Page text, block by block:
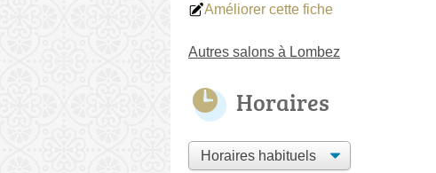
Améliorer cette fiche
Autres salons à Lombez
Horaires